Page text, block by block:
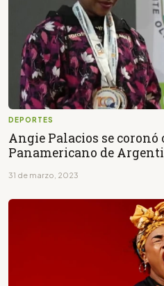
DEPORTES
Angie Palacios se coronó
Panamericano de
31 de marzo, 2023